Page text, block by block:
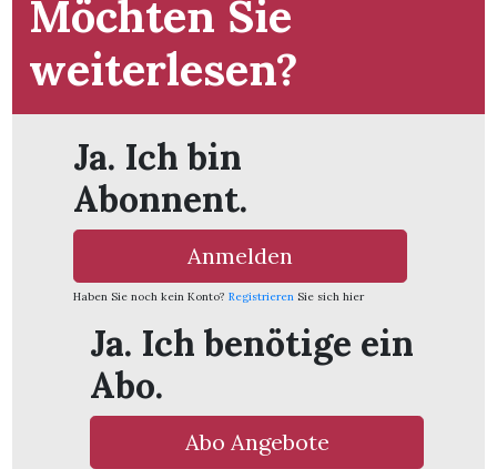
Bremgarten
Möchten Sie
weiterlesen?
Ja. Ich bin
Abonnent.
Anmelden
Haben Sie noch kein Konto? Registrieren Sie sich hier
Ja. Ich benötige ein
Abo.
Abo Angebote